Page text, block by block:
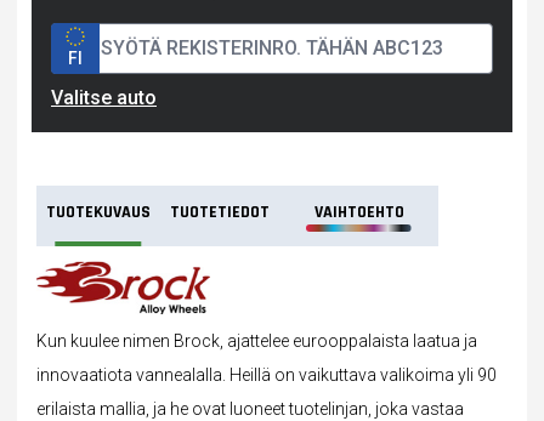
FI
Valitse auto
TUOTEKUVAUS TUOTETIEDOT VAIHTOEHTO
Kun kuulee nimen Brock, ajattelee eurooppalaista laatua ja
innovaatiota vannealalla. Heillä on vaikuttava valikoima yli 90
erilaista mallia, ja he ovat luoneet tuotelinjan, joka vastaa